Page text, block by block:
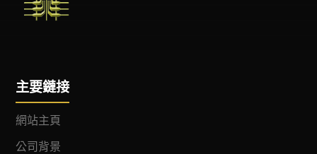
主要鏈接
網站主頁
公司背景